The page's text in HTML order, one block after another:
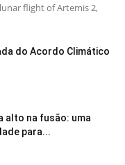
flight of Artemis 2,
do Acordo Climático
alto na fusão: uma
para...